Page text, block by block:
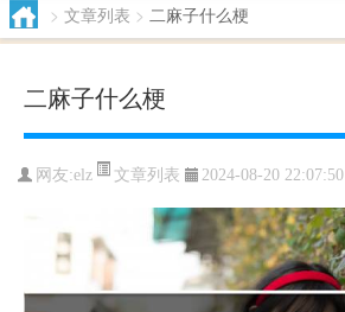
> 文章列表 > 二麻子什么梗
二麻子什么梗
网友:elz 文章列表 2024-08-20 22:07:50